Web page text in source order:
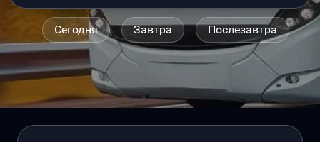
Сегодня Завтра Послезавтра